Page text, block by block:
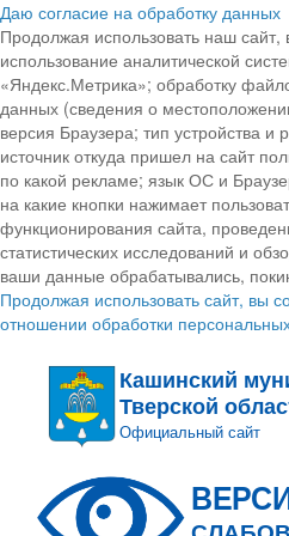
Даю согласие на обработку данных
Продолжая использовать наш сайт,
использование аналитической
«Яндекс.Метрика»; обработку
данных (сведения о
версия Браузера; тип устройства и
источник откуда пришел на сайт
по какой рекламе; язык ОС и
на какие кнопки нажимает
функционирования сайта,
статистических исследований и
ваши данные обрабатывались,
Продолжая использовать сайт, вы
отношении обработки